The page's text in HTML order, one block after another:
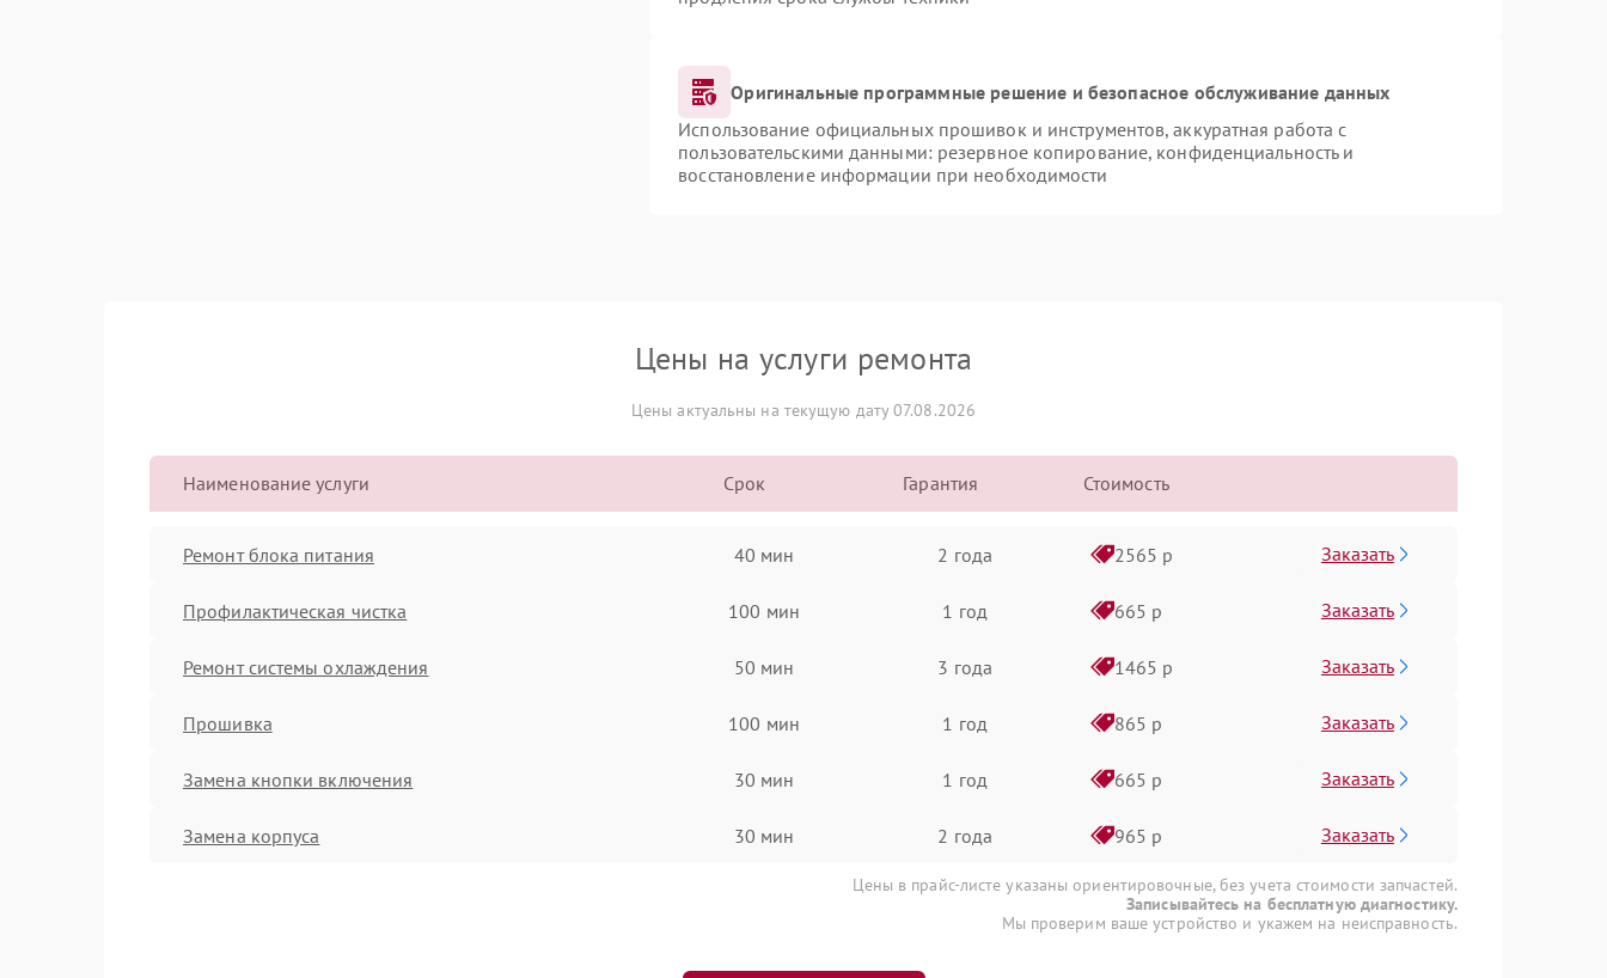
Оригинальные программные решение и безопасное обслуживание данных
Использование официальных прошивок и инструментов, аккуратная работа с
пользовательскими данными: резервное копирование, конфиденциальность и
восстановление информации при необходимости
Цены на услуги ремонта
Цены актуальны на текущую дату 07.08.2026
Наименование услуги Срок Гарантия Стоимость
Ремонт блока питания 40 мин 2 года 2565 р Заказать
Профилактическая чистка 100 мин 1 год 665 р Заказать
Ремонт системы охлаждения 50 мин 3 года 1465 р Заказать
Прошивка 100 мин 1 год 865 р Заказать
Замена кнопки включения 30 мин 1 год 665 р Заказать
Замена корпуса 30 мин 2 года 965 р Заказать
Цены в прайс-листе указаны ориентировочные, без учета стоимости запчастей.
Записывайтесь на бесплатную диагностику.
Мы проверим ваше устройство и укажем на неисправность.